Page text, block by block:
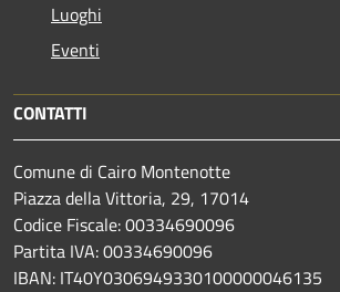
Luoghi
Eventi
CONTATTI
Comune di Cairo Montenotte
Piazza della Vittoria, 29, 17014
Codice Fiscale: 00334690096
Partita IVA: 00334690096
IBAN: IT40Y0306949330100000046135